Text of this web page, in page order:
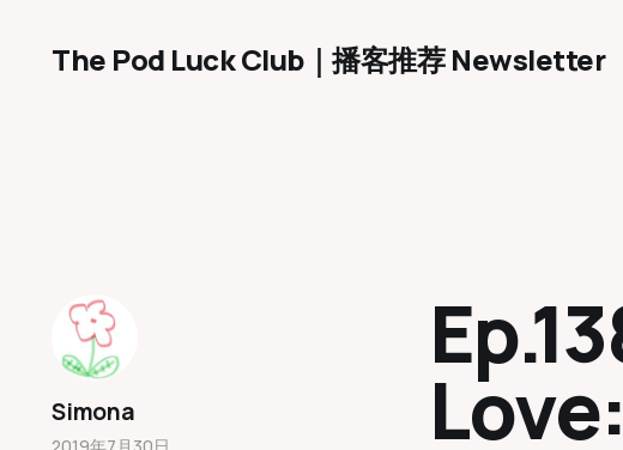
The Pod Luck Club｜播客推荐 Newsletter
Simona
2019年7月30日